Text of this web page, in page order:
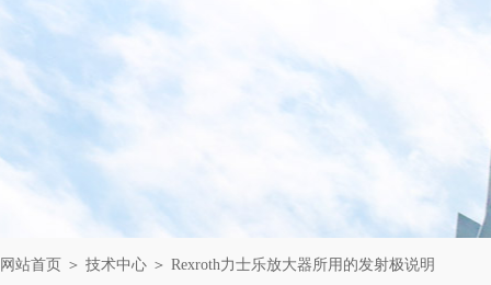
网站首页 ＞ 技术中心 ＞ Rexroth力士乐放大器所用的发射极说明